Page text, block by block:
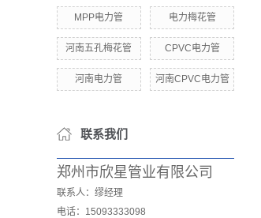
MPP电力管 电力梅花管
河南五孔梅花管 CPVC电力管
河南电力管 河南CPVC电力管
联系我们
郑州市欣星管业有限公司
联系人：缪经理
电话：15093333098